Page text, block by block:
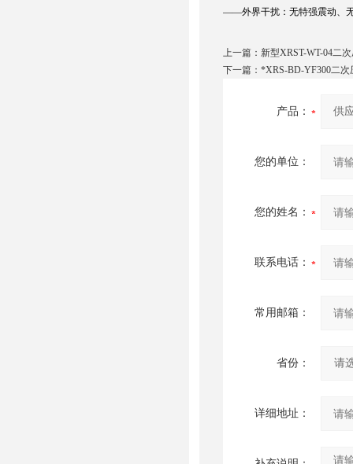
——外界干扰：无特强震动、
上一篇： 新型XRST-WT-04二
下一篇： *XRS-BD-YF300二
产品：
您的单位：
您的姓名：
联系电话：
常用邮箱：
省份：
详细地址：